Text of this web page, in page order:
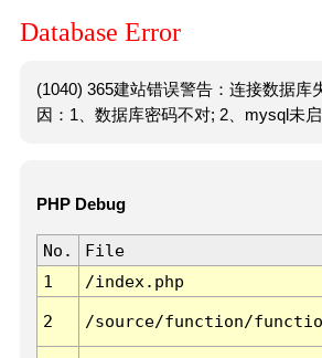
Database Error
(1040) 365建站错误警告：连接数据库
因：1、数据库密码不对; 2、mysql未启
PHP Debug
No. File
1
/index.php
2 /source/function/